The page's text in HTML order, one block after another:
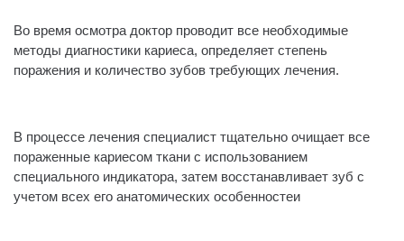
Во время осмотра доктор проводит все необходимые
методы диагностики кариеса, определяет степень
поражения и количество зубов требующих лечения.
В процессе лечения специалист тщательно очищает все
пораженные кариесом ткани с использованием
специального индикатора, затем восстанавливает зуб с
учетом всех его анатомических особенностеи‌